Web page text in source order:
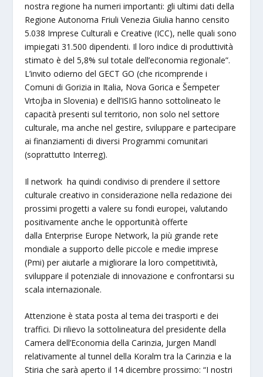
nostra regione ha numeri importanti: gli ultimi dati della
Regione Autonoma Friuli Venezia Giulia hanno censito
5.038 Imprese Culturali e Creative (ICC), nelle quali sono
impiegati 31.500 dipendenti. Il loro indice di produttività
stimato è del 5,8% sul totale dell’economia regionale”.
L’invito odierno del GECT GO (che ricomprende i
Comuni di Gorizia in Italia, Nova Gorica e Šempeter
Vrtojba in Slovenia) e dell’ISIG hanno sottolineato le
capacità presenti sul territorio, non solo nel settore
culturale, ma anche nel gestire, sviluppare e partecipare
ai finanziamenti di diversi Programmi comunitari
(soprattutto Interreg).
Il network ha quindi condiviso di prendere il settore
culturale creativo in considerazione nella redazione dei
prossimi progetti a valere su fondi europei, valutando
positivamente anche le opportunità offerte
dalla Enterprise Europe Network, la più grande rete
mondiale a supporto delle piccole e medie imprese
(Pmi) per aiutarle a migliorare la loro competitività,
sviluppare il potenziale di innovazione e confrontarsi su
scala internazionale.
Attenzione è stata posta al tema dei trasporti e dei
traffici. Di rilievo la sottolineatura del presidente della
Camera dell’Economia della Carinzia, Jurgen Mandl
relativamente al tunnel della Koralm tra la Carinzia e la
Stiria che sarà aperto il 14 dicembre prossimo: “I nostri